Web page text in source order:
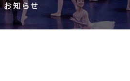
お知らせ